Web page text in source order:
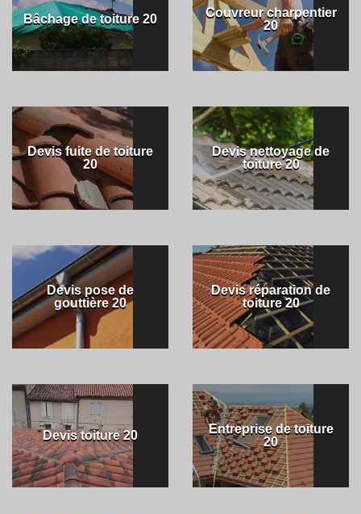
Bâchage de toiture 20
Couvreur charpentier
20
Devis fuite de toiture
20
Devis nettoyage de
toiture 20
Devis pose de
gouttière 20
Devis réparation de
toiture 20
Devis toiture 20
Entreprise de toiture
20